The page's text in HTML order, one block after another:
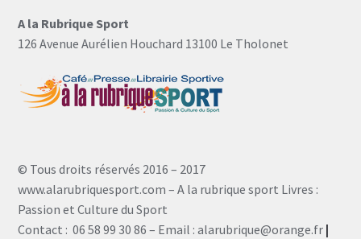
A la Rubrique Sport
126 Avenue Aurélien Houchard 13100 Le Tholonet
© Tous droits réservés 2016 – 2017
www.alarubriquesport.com – A la rubrique sport Livres :
Passion et Culture du Sport
Contact : 06 58 99 30 86 – Email : alarubrique@orange.fr |